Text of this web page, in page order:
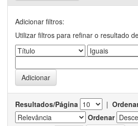
Adicionar filtros:
Utilizar filtros para refinar o resultado
Resultados/Página |
Ordenar